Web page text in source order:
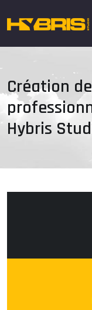
Création
Hybris